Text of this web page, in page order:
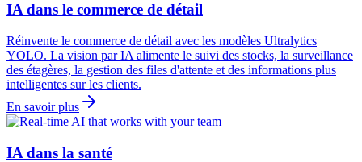
IA dans le commerce de détail
Réinvente le commerce de détail avec les modèles Ultralytics
YOLO. La vision par IA alimente le suivi des stocks, la surveillance
des étagères, la gestion des files d'attente et des informations plus
intelligentes sur les clients.
En savoir plus
IA dans la santé